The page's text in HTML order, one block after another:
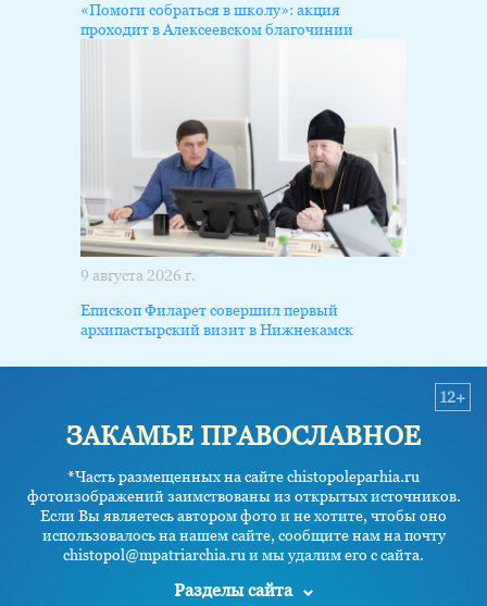
«Помоги собраться в школу»: акция
проходит в Алексеевском благочинии
9 августа 2026 г.
Епископ Филарет совершил первый
архипастырский визит в Нижнекамск
ЗАКАМЬЕ ПРАВОСЛАВНОЕ
*Часть размещенных на сайте chistopoleparhia.ru
фотоизображений заимствованы из открытых источников.
Если Вы являетесь автором фото и не хотите, чтобы оно
использовалось на нашем сайте, сообщите нам на почту
chistopol@mpatriarchia.ru и мы удалим его с сайта.
12+
Разделы сайта